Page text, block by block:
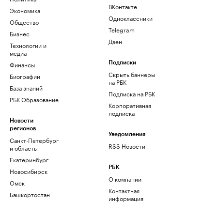
Экономика
Общество
Бизнес
Технологии и
медиа
Финансы
Биографии
База знаний
РБК Образование
Новости
регионов
Санкт-Петербург
и область
Екатеринбург
Новосибирск
Омск
Башкортостан
ВКонтакте
Одноклассники
Telegram
Дзен
Подписки
Скрыть баннеры
на РБК
Подписка на РБК
Корпоративная
подписка
Уведомления
RSS Новости
РБК
О компании
Контактная
информация